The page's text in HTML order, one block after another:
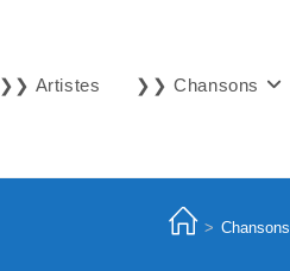
❯❯ Artistes ❯❯ Chansons
> Chansons